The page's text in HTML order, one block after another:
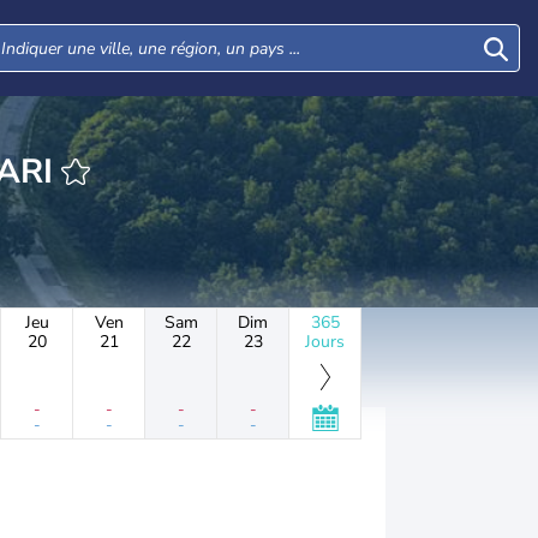
URSARI
Jeu
20
-
-
Ven
21
-
-
Sam
22
-
-
Dim
23
-
-
365
Jours